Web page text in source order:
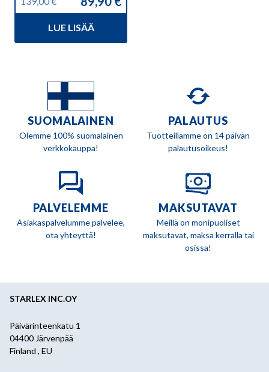
Alkuperäinen
139,00 €.
Nykyinen
89,90 €.
LUE LISÄÄ
SUOMALAINEN
Olemme 100% suomalainen
verkkokauppa!
PALAUTUS
Tuotteillamme on 14 päivän
palautusoikeus!
PALVELEMME
Asiakaspalvelumme palvelee,
ota yhteyttä!
MAKSUTAVAT
Meillä on monipuoliset
maksutavat, maksa kerralla tai
osissa!
STARLEX INC.OY
Päivärinteenkatu 1
04400 Järvenpää
Finland , EU